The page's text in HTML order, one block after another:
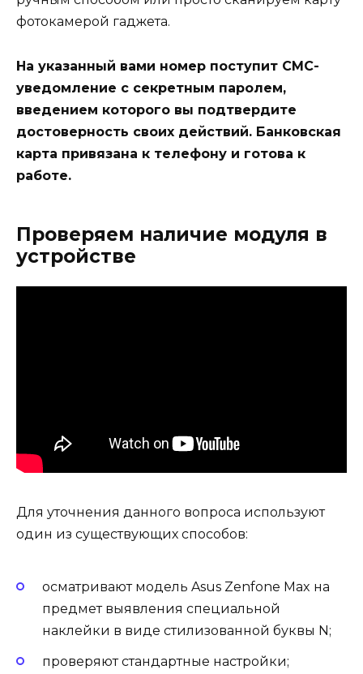
фотокамерой гаджета.
На указанный вами номер поступит СМС-
уведомление с секретным паролем,
введением которого вы подтвердите
достоверность своих действий. Банковская
карта привязана к телефону и готова к
работе.
Проверяем наличие модуля в
устройстве
Для уточнения данного вопроса используют
один из существующих способов:
осматривают модель Asus Zenfone Max на
предмет выявления специальной
наклейки в виде стилизованной буквы N;
проверяют стандартные настройки;